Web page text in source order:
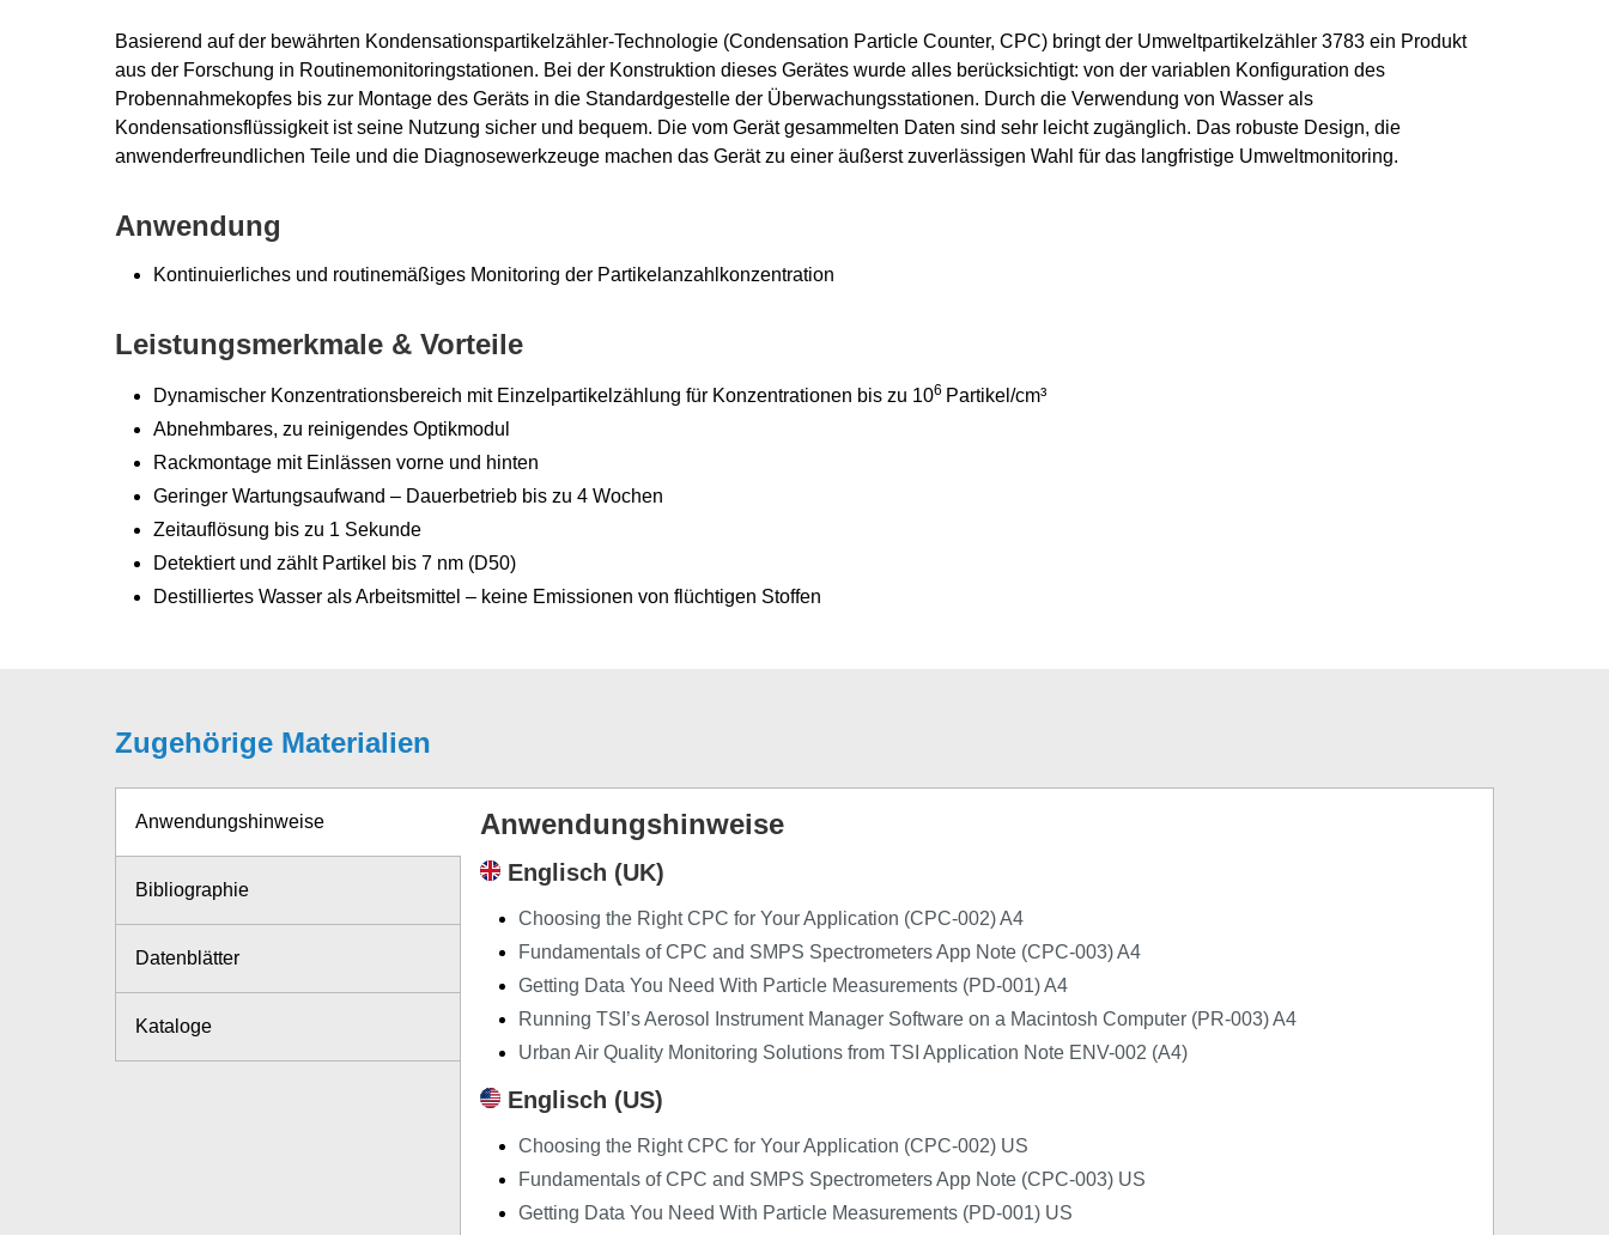
Basierend auf der bewährten Kondensationspartikelzähler-Technologie (Condensation Particle Counter, CPC) bringt der Umweltpartikelzähler 3783 ein Produkt
aus der Forschung in Routinemonitoringstationen. Bei der Konstruktion dieses Gerätes wurde alles berücksichtigt: von der variablen Konfiguration des
Probennahmekopfes bis zur Montage des Geräts in die Standardgestelle der Überwachungsstationen. Durch die Verwendung von Wasser als
Kondensationsflüssigkeit ist seine Nutzung sicher und bequem. Die vom Gerät gesammelten Daten sind sehr leicht zugänglich. Das robuste Design, die
anwenderfreundlichen Teile und die Diagnosewerkzeuge machen das Gerät zu einer äußerst zuverlässigen Wahl für das langfristige Umweltmonitoring.
Anwendung
Kontinuierliches und routinemäßiges Monitoring der Partikelanzahlkonzentration
Leistungsmerkmale & Vorteile
Dynamischer Konzentrationsbereich mit Einzelpartikelzählung für Konzentrationen bis zu 106 Partikel/cm³
Abnehmbares, zu reinigendes Optikmodul
Rackmontage mit Einlässen vorne und hinten
Geringer Wartungsaufwand – Dauerbetrieb bis zu 4 Wochen
Zeitauflösung bis zu 1 Sekunde
Detektiert und zählt Partikel bis 7 nm (D50)
Destilliertes Wasser als Arbeitsmittel – keine Emissionen von flüchtigen Stoffen
Zugehörige Materialien
Anwendungshinweise
Bibliographie
Datenblätter
Kataloge
Anwendungshinweise
Englisch (UK)
Choosing the Right CPC for Your Application (CPC-002) A4
Fundamentals of CPC and SMPS Spectrometers App Note (CPC-003) A4
Getting Data You Need With Particle Measurements (PD-001) A4
Running TSI’s Aerosol Instrument Manager Software on a Macintosh Computer (PR-003) A4
Urban Air Quality Monitoring Solutions from TSI Application Note ENV-002 (A4)
Englisch (US)
Choosing the Right CPC for Your Application (CPC-002) US
Fundamentals of CPC and SMPS Spectrometers App Note (CPC-003) US
Getting Data You Need With Particle Measurements (PD-001) US